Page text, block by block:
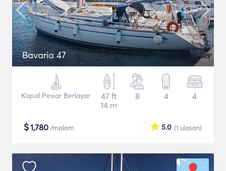
Bavaria 47
Kapal Pesiar Berlayar
47 ft
14 m
8 4 4
$1,780 /malam (1 ulasan)
5.0